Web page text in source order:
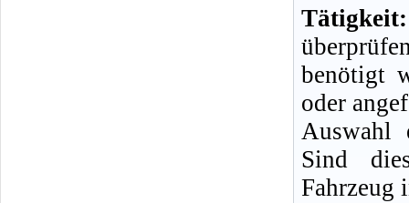
Tätigkeit:
benötigt
oder
Auswahl
Sind
Fahrzeug